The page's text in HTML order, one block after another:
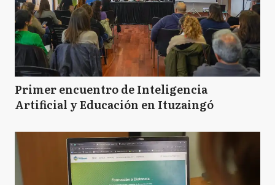
Primer encuentro de Inteligencia
Artificial y Educación en Ituzaingó